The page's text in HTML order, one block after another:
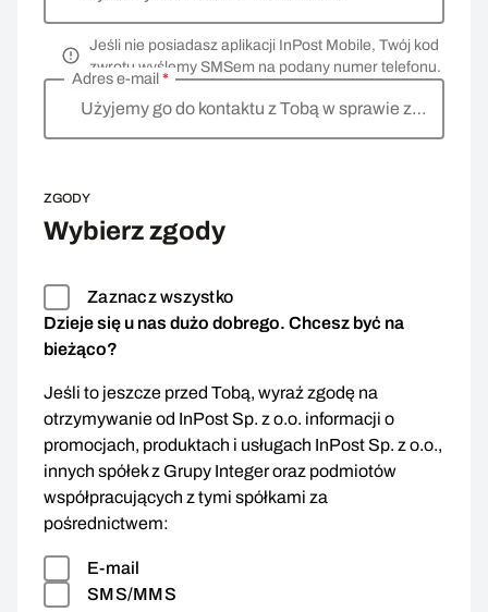
Jeśli nie posiadasz aplikacji InPost Mobile, Twój kod
zwrotu wyślemy SMSem na podany numer telefonu.
Użyjemy go do kontaktu z Tobą w sprawie zwrotu
Adres e-mail *
ZGODY
Wybierz zgody
Zaznacz wszystko
Dzieje się u nas dużo dobrego. Chcesz być na
bieżąco?
Jeśli to jeszcze przed Tobą, wyraź zgodę na
otrzymywanie od InPost Sp. z o.o. informacji o
promocjach, produktach i usługach InPost Sp. z o.o.,
innych spółek z Grupy Integer oraz podmiotów
współpracujących z tymi spółkami za
pośrednictwem:
E-mail
SMS/MMS